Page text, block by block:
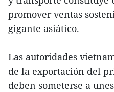
promover ventas
gigante asiático.
Las autoridades
de la exportación del
deben someterse a